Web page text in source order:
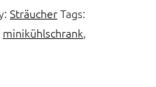
SträucherTags:
minikühlschrank,